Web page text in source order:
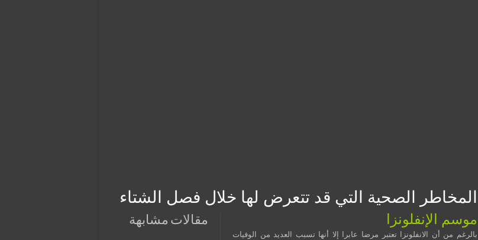
المخاطر الصحية التي قد تتعرض لها خلال فصل الشتاء
مقالات مشابهة موسم الإنفلونزا
بالرغم من أن الانفلونزا تعتبر مرضا عابرا إلا أنها تسبب العديد من الوفيات